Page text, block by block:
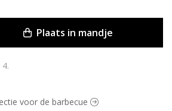
Plaats in mandje
voor de barbecue